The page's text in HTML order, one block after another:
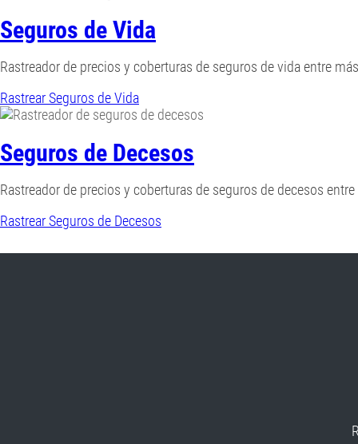
Seguros de Vida
Rastreador de precios y coberturas de seguros de vida entre
Rastrear Seguros de Vida
Seguros de Decesos
Rastreador de precios y coberturas de seguros de decesos
Rastrear Seguros de Decesos